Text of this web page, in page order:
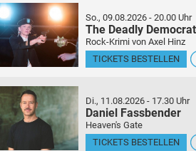
So., 09.08.2026 - 20.00 Uhr
The Deadly
Rock-Krimi von Axel Hinz
TICKETS BESTELLEN
Di., 11.08.2026 - 17.30 Uhr
Daniel Fassbender
Heaven's Gate
TICKETS BESTELLEN